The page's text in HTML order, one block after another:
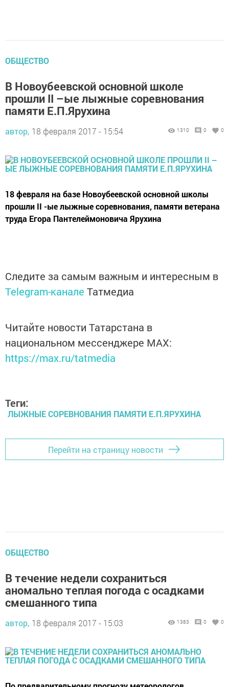
ОБЩЕСТВО
В Новоубеевской основной школе
прошли II –ые лыжные соревнования
памяти Е.П.Ярухина
автор, 18 февраля 2017 - 15:54 1310 0 0
18 февраля на базе Новоубеевской основной школы
прошли II -ые лыжные соревнования, памяти ветерана
труда Егора Пантелеймоновича Ярухина
Следите за самым важным и интересным в
Telegram-канале Татмедиа
Читайте новости Татарстана в
национальном мессенджере MАХ:
https://max.ru/tatmedia
Теги:
ЛЫЖНЫЕ СОРЕВНОВАНИЯ ПАМЯТИ Е.П.ЯРУХИНА
Перейти на страницу новости
ОБЩЕСТВО
В течение недели сохраниться
аномально теплая погода с осадками
смешанного типа
автор, 18 февраля 2017 - 15:03 1383 0 0